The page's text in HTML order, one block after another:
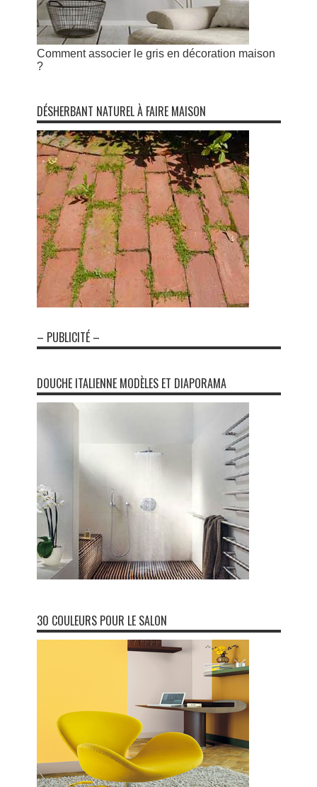
Comment associer le gris en décoration maison
?
DÉSHERBANT NATUREL À FAIRE MAISON
– PUBLICITÉ –
DOUCHE ITALIENNE MODÈLES ET DIAPORAMA
30 COULEURS POUR LE SALON